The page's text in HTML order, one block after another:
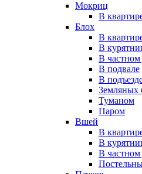
Мокриц
В
Блох
В
В
В частном
В подвале
В
Земляных
Туманом
Паром
Вшей
В
В
В частном